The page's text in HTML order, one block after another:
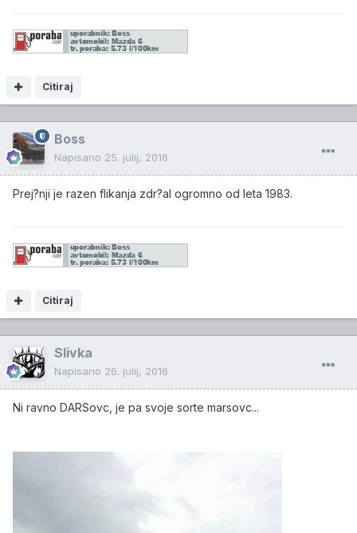
Citiraj
Boss
Napisano 25. julij, 2016
Prej?nji je razen flikanja zdr?al ogromno od leta 1983.
Citiraj
Slivka
Napisano 26. julij, 2016
Ni ravno DARSovc, je pa svoje sorte marsovc...